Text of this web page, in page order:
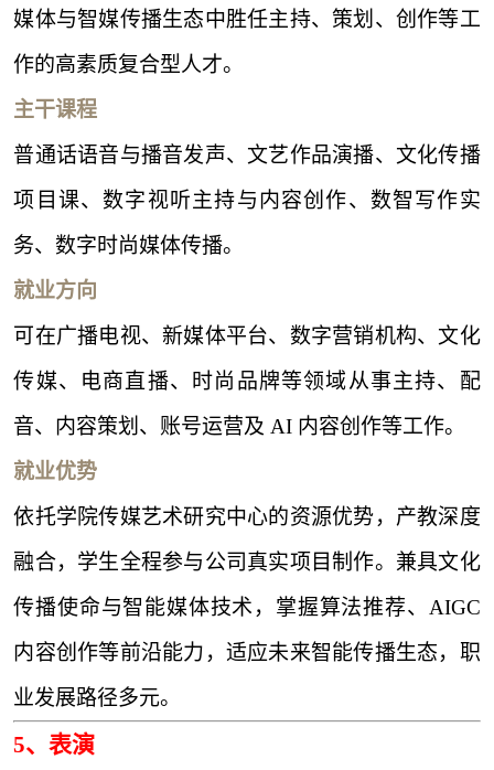
媒体与智媒传播生态中胜任主持、策划、创作等工
作的高素质复合型人才。
主干课程
普通话语音与播音发声、文艺作品演播、文化传播
项目课、数字视听主持与内容创作、数智写作实
务、数字时尚媒体传播。
就业方向
可在广播电视、新媒体平台、数字营销机构、文化
传媒、电商直播、时尚品牌等领域从事主持、配
音、内容策划、账号运营及 AI 内容创作等工作。
就业优势
依托学院传媒艺术研究中心的资源优势，产教深度
融合，学生全程参与公司真实项目制作。兼具文化
传播使命与智能媒体技术，掌握算法推荐、 AIGC
内容创作等前沿能力，适应未来智能传播生态，职
业发展路径多元。
5、表演